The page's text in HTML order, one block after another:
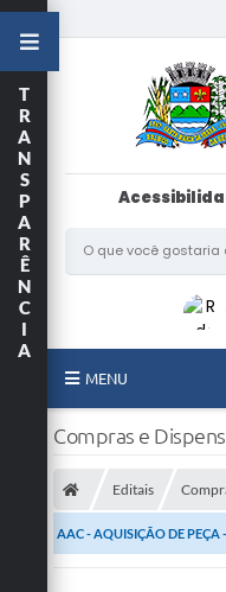
MENU
Início
Departamentos
T
R
A
N
S
P
A
R
Ê
N
C
I
A
Compras e
Editais
AAC - AQUISIÇÃO DE PEÇA